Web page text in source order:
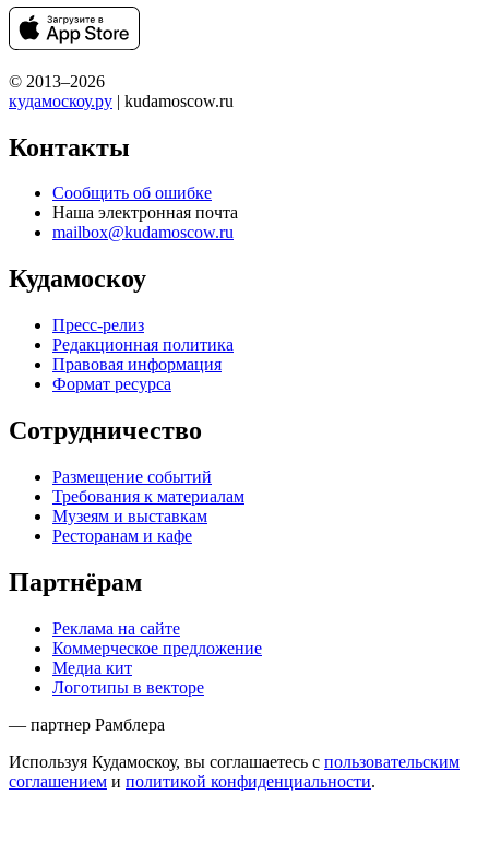
© 2013–2026
кудамоскоу.ру | kudamoscow.ru
Контакты
Сообщить об ошибке
Наша электронная почта
mailbox@kudamoscow.ru
Кудамоскоу
Пресс-релиз
Редакционная политика
Правовая информация
Формат ресурса
Сотрудничество
Размещение событий
Требования к материалам
Музеям и выставкам
Ресторанам и кафе
Партнёрам
Реклама на сайте
Коммерческое предложение
Медиа кит
Логотипы в векторе
— партнер Рамблера
Используя Кудамоскоу, вы соглашаетесь с пользовательским
соглашением и политикой конфиденциальности.